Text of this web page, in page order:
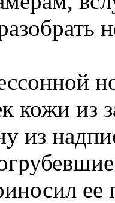
кожи из
из
ее